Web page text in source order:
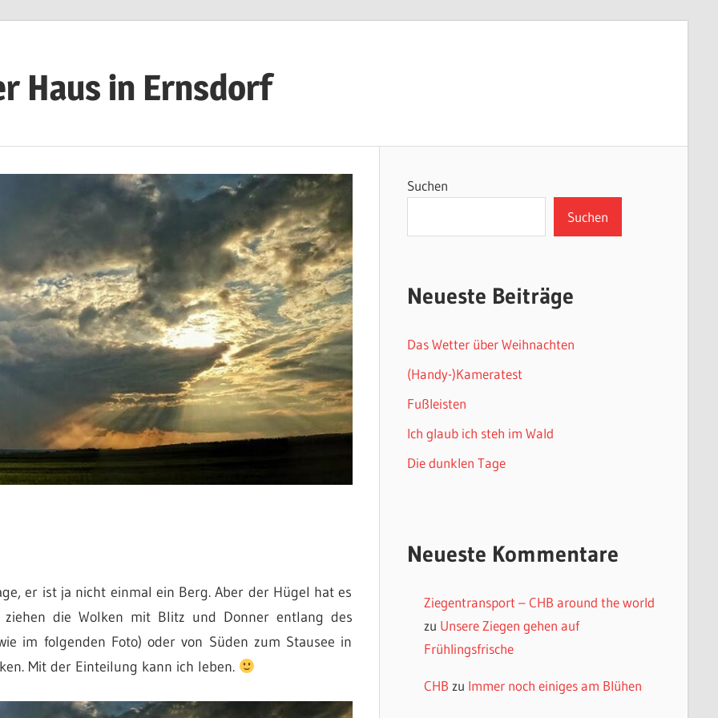
Haus in Ernsdorf
er ist ja nicht einmal ein Berg. Aber der Hügel hat es
die Wolken mit Blitz und Donner entlang des
im folgenden Foto) oder von Süden zum Stausee in
Mit der Einteilung kann ich leben.
Suchen
Suchen
Neueste Beiträge
Das Wetter über Weihnachten
(Handy-)Kameratest
Fußleisten
Ich glaub ich steh im Wald
Die dunklen Tage
Neueste Kommentare
Ziegentransport – CHB around the world
zu Unsere Ziegen gehen auf
Frühlingsfrische
CHB zu Immer noch einiges am Blühen